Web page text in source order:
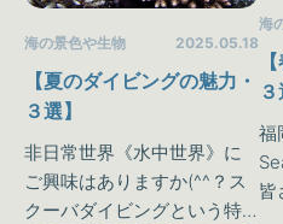
海の景色や生物 2025.05.18
【夏のダイビングの魅力・
３選】
非日常世界《水中世界》に
ご興味はありますか(^^？ス
クーバダイビングという特
海
３
福
皆